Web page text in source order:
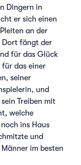
Dingern in
er sich einen
an der
Dort fängt der
für das Glück
für das einer
seiner
und
Treiben mit
welche
ins Haus
und
im besten